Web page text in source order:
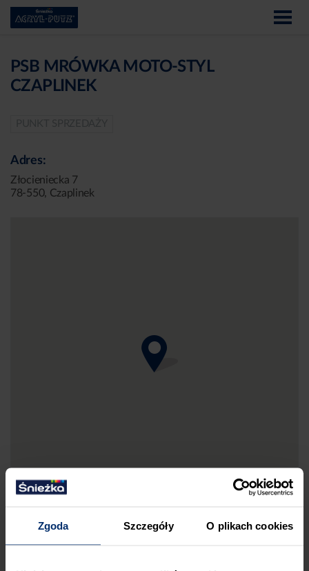
Zgoda Szczegóły O plikach cookies
PSB MRÓWKA MOTO-STYL
CZAPLINEK
Adres:
Złocieniecka 7
78-550, Czaplinek